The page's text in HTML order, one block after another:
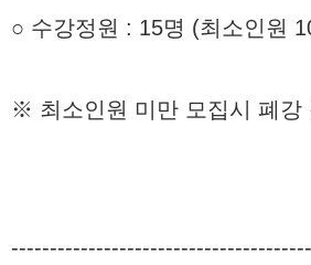
○ 수강정원 : 15명 (최소인원
※ 최소인원 미만 모집시 폐강